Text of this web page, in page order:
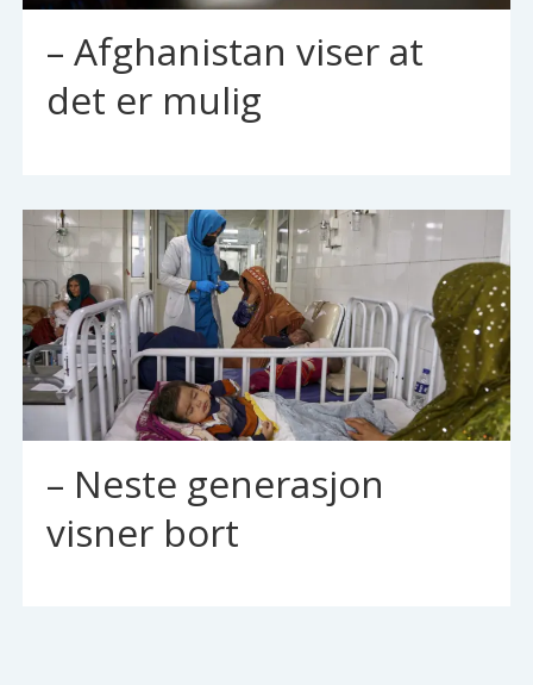
– Afghanistan viser at
det er mulig
– Neste generasjon
visner bort